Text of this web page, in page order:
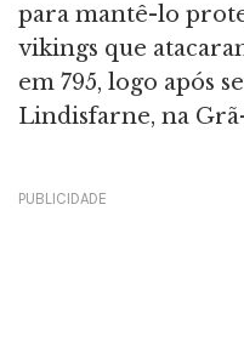
para mantê-lo
vikings que
em 795, logo após
Lindisfarne, na
PUBLICIDADE